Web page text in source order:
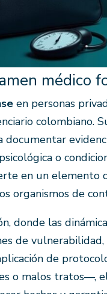
médico
en personas
colombiano.
documentar
o
en un
organismos de
donde las
de
de
o malos tratos—,